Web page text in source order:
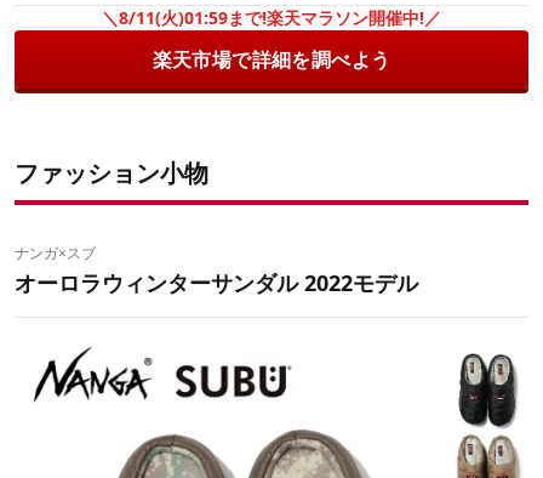
＼8/11(火)01:59まで!楽天マラソン開催中!／
楽天市場で詳細を調べよう
ファッション小物
ナンガ×スブ
オーロラウィンターサンダル 2022モデル